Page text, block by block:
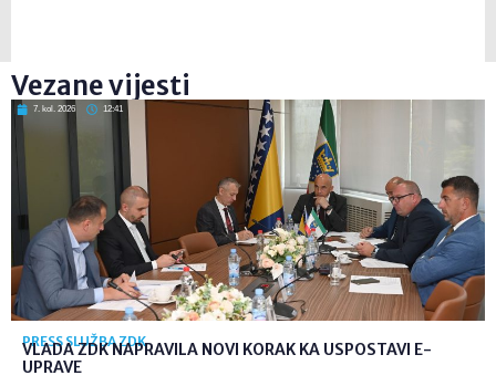
Vezane vijesti
7. kol. 2026 12:41
PRESS SLUŽBA ZDK
VLADA ZDK NAPRAVILA NOVI KORAK KA USPOSTAVI E-
UPRAVE